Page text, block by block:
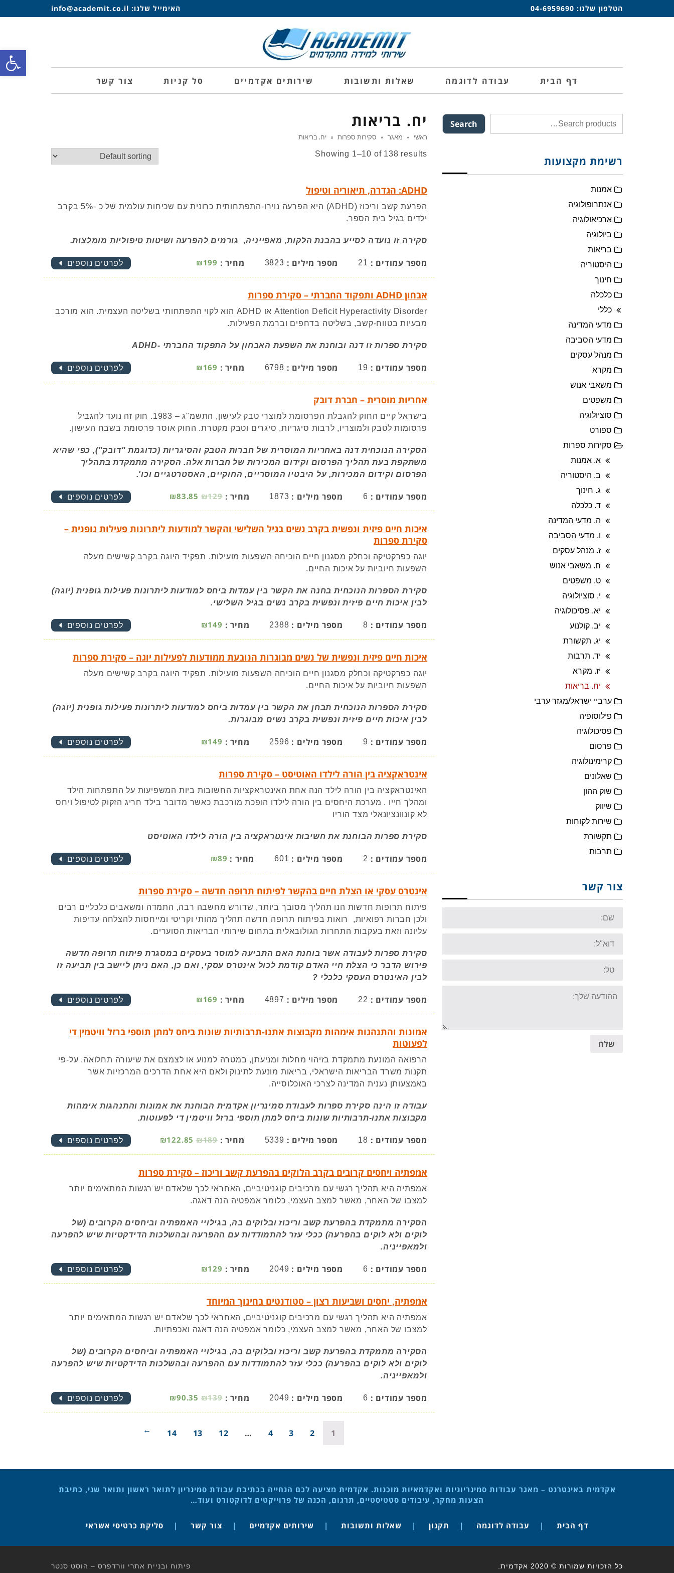
הטלפון שלנו: 04-6959690 האימייל שלנו: info@academit.co.il
דף הבית עבודה לדוגמה שאלות ותשובות שירותים אקדמיים סל קניות צור קשר
יח. בריאות
ראשי » מאגר » סקירות ספרות » יח. בריאות
Showing 1–10 of 138 results
ADHD: הגדרה, תיאוריה וטיפול
הפרעת קשב וריכוז (ADHD) היא הפרעה נוירו-התפתחותית כרונית עם שכיחות עולמית של כ -5% בקרב
ילדים בגיל בית הספר.
סקירה זו נועדה לסייע בהבנת הלקות, מאפייניה, גורמים להפרעה ושיטות טיפוליות מומלצות.
מספר עמודים : 21 מספר מילים : 3823 מחיר : ₪199 לפרטים נוספים
אבחון ADHD ותפקוד החברתי – סקירת ספרות
Attention Deficit Hyperactivity Disorder או ADHD הוא לקוי התפתחותי בשליטה העצמית. הוא מורכב
מבעיות בטווח-קשב, בשליטה בדחפים וברמת הפעילות.
סקירת ספרות זו דנה ובוחנת את השפעת האבחון על התפקוד החברתי -ADHD
מספר עמודים : 19 מספר מילים : 6798 מחיר : ₪169 לפרטים נוספים
אחריות מוסרית – חברת דובק
בישראל קיים החוק להגבלת הפרסומת למוצרי טבק לעישון, התשמ"ג – 1983. חוק זה נועד להגביל
פרסומות לטבק ולמוצריו, לרבות סיגריות, סיגרים וטבק מקטרת. החוק אוסר פרסומת בשבח העישון.
הסקירה הנוכחית דנה באחריות המוסרית של חברות הטבק והסיגריות (כדוגמת "דובק"), כפי שהיא
משתקפת בעת תהליך הפרסום וקידום המכירות של חברות אלה. הסקירה מתמקדת בתהליך
הפרסום וקידום המכירות, על היבטיו המוסריים, החוקיים, האסטרטגיים וכו'.
מספר עמודים : 6 מספר מילים : 1873 מחיר : ₪129
₪83.85 לפרטים נוספים
איכות חיים פיזית ונפשית בקרב נשים בגיל השלישי והקשר למודעות ליתרונות פעילות גופנית –
סקירת ספרות
יוגה כפרקטיקה וכחלק מסגנון חיים הוכיחה השפעות מועילות. תפקיד היוגה בקרב קשישים מעלה
השפעות חיוביות על איכות החיים.
סקירת הספרות הנוכחית בחנה את הקשר בין עמדות ביחס למודעות ליתרונות פעילות גופנית (יוגה)
לבין איכות חיים פיזית ונפשית בקרב נשים בגיל השלישי.
מספר עמודים : 8 מספר מילים : 2388 מחיר : ₪149 לפרטים נוספים
איכות חיים פיזית ונפשית של נשים מבוגרות הנובעת ממודעות לפעילות יוגה – סקירת ספרות
יוגה כפרקטיקה וכחלק מסגנון חיים הוכיחה השפעות מועילות. תפקיד היוגה בקרב קשישים מעלה
השפעות חיוביות על איכות החיים.
סקירת הספרות הנוכחית תבחן את הקשר בין עמדות ביחס למודעות ליתרונות פעילות גופנית (יוגה)
לבין איכות חיים פיזית ונפשית בקרב נשים מבוגרות.
מספר עמודים : 9 מספר מילים : 2596 מחיר : ₪149 לפרטים נוספים
אינטראקציה בין הורה לילדו האוטיסט – סקירת ספרות
האינטראקציה בין הורה לילד הנה אחת האינטראקציות החשובות ביות המשפיעות על התפתחות הילד
ומהלך חייו . מערכת היחסים בין הורה לילדו הופכת מורכבת כאשר מדובר בילד חריג הזקוק לטיפול ויחס
לא קונוונציונאלי מצד הוריו
סקירת ספרות הבוחנת את חשיבות אינטראקציה בין הורה לילדו האוטיסט
מספר עמודים : 2 מספר מילים : 601 מחיר : ₪89 לפרטים נוספים
אינטרס עסקי או הצלת חיים בהקשר לפיתוח תרופה חדשה – סקירת ספרות
פיתוח תרופות חדשות הנו תהליך מסובך ביותר, שדורש מחשבה רבה, התמדה ומשאבים כלכליים רבים
ולכן חברות רפואיות, רואות בפיתוח תרופה חדשה תהליך מהותי וקריטי ומייחסות להצלחה עדיפות
עליונה וזאת בעקבות התחרות הגולובאלית בתחום שירותי הבריאות הסוערים.
סקירת ספרות לעבודה אשר בוחנת האם התביעה למוסר בעסקים במסגרת פיתוח תרופה חדשה
פירוש הדבר כי הצלת חיי האדם קודמת לכול אינטרס עסקי, ואם כן, האם ניתן ליישב בין תביעה זו
לבין האינטרס העסקי כלכלי ?
מספר עמודים : 22 מספר מילים : 4897 מחיר : ₪169 לפרטים נוספים
אמונות והתנהגות אימהות מקבוצות אתנו-תרבותיות שונות ביחס למתן תוספי ברזל וויטמין די
לפעוטות
הרפואה המונעת מתמקדת בזיהוי מחלות ומניעתן, במטרה למנוע או לצמצם את שיעורה תחלואה. על-פי
תקנות משרד הבריאות הישראלי, בריאות מונעת לתינוק ולאם היא אחת הדרכים המרכזיות אשר
באמצעותן נענית המדינה לצרכי האוכלוסייה.
עבודה זו הינה סקירת ספרות לעבודת סמינריון אקדמית הבוחנת את אמונות והתנהגות אימהות
מקבוצות אתנו-תרבותיות שונות ביחס למתן תוספי ברזל וויטמין די לפעוטות.
מספר עמודים : 18 מספר מילים : 5339 מחיר : ₪189
₪122.85 לפרטים נוספים
אמפתיה ויחסים קרובים בקרב הלוקים בהפרעת קשב וריכוז – סקירת ספרות
אמפתיה היא תהליך רגשי עם מרכיבים קוגניטיביים, האחראי לכך שלאדם יש רגשות המתאימים יותר
למצבו של האחר, מאשר למצב העצמי, כלומר אמפטיה הנה דאגה.
הסקירה מתמקדת בהפרעת קשב וריכוז ובלוקים בה, בגילויי האמפתיה וביחסים הקרובים (של
לוקים ולא לוקים בהפרעה) ככלי עזר להתמודדות עם ההפרעה ובהשלכות הדידקטיות שיש להפרעה
ולמאפייניה.
מספר עמודים : 6 מספר מילים : 2049 מחיר : ₪129 לפרטים נוספים
אמפתיה, יחסים ושביעות רצון – סטודנטים בחינוך המיוחד
אמפתיה היא תהליך רגשי עם מרכיבים קוגניטיביים, האחראי לכך שלאדם יש רגשות המתאימים יותר
למצבו של האחר, מאשר למצב העצמי, כלומר אמפטיה הנה דאגה ואכפתיות.
הסקירה מתמקדת בהפרעת קשב וריכוז ובלוקים בה, בגילויי האמפתיה וביחסים הקרובים (של
לוקים ולא לוקים בהפרעה) ככלי עזר להתמודדות עם ההפרעה ובהשלכות הדידקטיות שיש להפרעה
ולמאפייניה.
מספר עמודים : 6 מספר מילים : 2049 מחיר : ₪139
₪90.35 לפרטים נוספים
1
2
3
4
…
12
13
14
→
Search
רשימת מקצועות
אמנות
אנתרופולוגיה
ארכיאולוגיה
ביולוגיה
בריאות
היסטוריה
חינוך
כלכלה
כללי
מדעי המדינה
מדעי הסביבה
מנהל עסקים
מקרא
משאבי אנוש
משפטים
סוציולוגיה
ספורט
סקירות ספרות
א. אמנות
ב. היסטוריה
ג. חינוך
ד. כלכלה
ה. מדעי המדינה
ו. מדעי הסביבה
ז. מנהל עסקים
ח. משאבי אנוש
ט. משפטים
י. סוציולוגיה
יא. פסיכולוגיה
יב. קולנוע
יג. תקשורת
יד. תרבות
יז. מקרא
יח. בריאות
ערביי ישראל/מגזר ערבי
פילוסופיה
פסיכולוגיה
פרסום
קרימינולוגיה
שאלונים
שוק ההון
שיווק
שירות לקוחות
תקשורת
תרבות
צור קשר
Name:
Email:
Tel:
Your
message:
שלח
אקדמית באינטרנט – מאגר עבודות סמינריוניות ואקדמאיות מוכנות. אקדמית מציעה לכם הנחייה בכתיבת עבודת סמינריון לתואר ראשון ותואר שני, כתיבת
הצעות מחקר, עיבודים סטטיסטיים, תרגום, הכנה של פרוייקטים לדוקטורט ועוד…
דף הבית עבודה לדוגמה תקנון שאלות ותשובות שירותים אקדמיים צור קשר סליקת כרטיסי אשראי
פיתוח ובניית אתרי וורדפרס – הוסט סנטר כל הזכויות שמורות © 2020 אקדמית.
פתח